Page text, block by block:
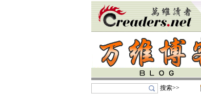
搜索>>